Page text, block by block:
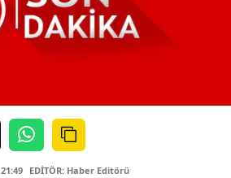
EDİTÖR: Haber Editörü